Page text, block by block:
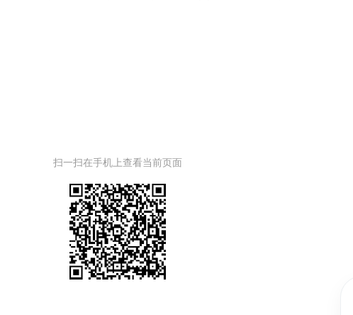
扫一扫在手机上查看当前页面